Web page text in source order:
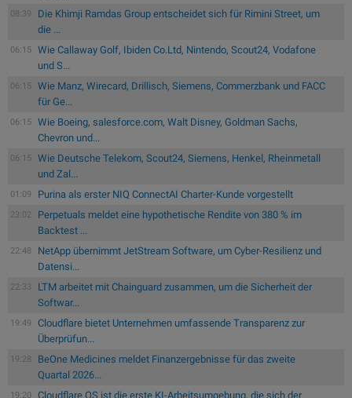
08:39
Die Khimji Ramdas Group entscheidet sich für Rimini Street, um
die ...
06:15
Wie Callaway Golf, Ibiden Co.Ltd, Nintendo, Scout24, Vodafone
und S...
06:15
Wie Manz, Wirecard, Drillisch, Siemens, Commerzbank und FACC
für Ge...
06:15
Wie Boeing, salesforce.com, Walt Disney, Goldman Sachs,
Chevron und...
06:15
Wie Deutsche Telekom, Scout24, Siemens, Henkel, Rheinmetall
und Zal...
01:09 Purina als erster NIQ ConnectAI Charter-Kunde vorgestellt
23:02
Perpetuals meldet eine hypothetische Rendite von 380 % im
Backtest ...
22:48
NetApp übernimmt JetStream Software, um Cyber-Resilienz und
Datensi...
22:33
LTM arbeitet mit Chainguard zusammen, um die Sicherheit der
Softwar...
19:49
Cloudflare bietet Unternehmen umfassende Transparenz zur
Überprüfun...
19:28
BeOne Medicines meldet Finanzergebnisse für das zweite
Quartal 2026...
19:20 Cloudflare OS ist die erste KI-Arbeitsumgebung, die sich der